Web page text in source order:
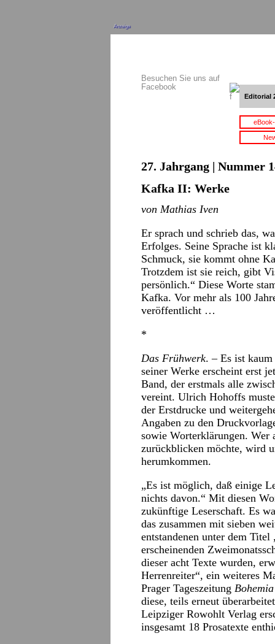
Anzeige
Besuchen Sie uns auf
Facebook
Editorial
27. Jahrgang | Nummer
Kafka II: Werke
von Mathias Iven
Er sprach und schrieb das,
Erfolges. Seine Sprache ist
Schmuck, sie kommt ohne
Trotzdem ist sie reich, gibt
persönlich.“ Diese Worte
Kafka. Vor mehr als 100
veröffentlicht …
*
Das Frühwerk. – Es ist
seiner Werke erscheint erst
Band, der erstmals alle
vereint. Ulrich Hohoffs
der Erstdrucke und
Angaben zu den
sowie Worterklärungen. Wer
zurückblicken möchte, wird
herumkommen.
„Es ist möglich, daß einige
nichts davon.“ Mit diesen
zukünftige Leserschaft. Es
das zusammen mit sieben
entstandenen unter dem
erscheinenden
dieser acht Texte wurden,
Herrenreiter“, ein weiteres
Prager Tageszeitung Bohemia
diese, teils erneut
Leipziger Rowohlt Verlag
insgesamt 18 Prosatexte